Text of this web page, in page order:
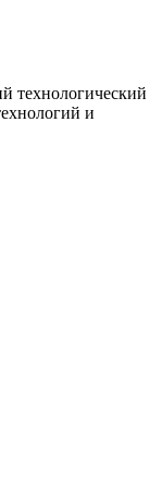
технологический
и